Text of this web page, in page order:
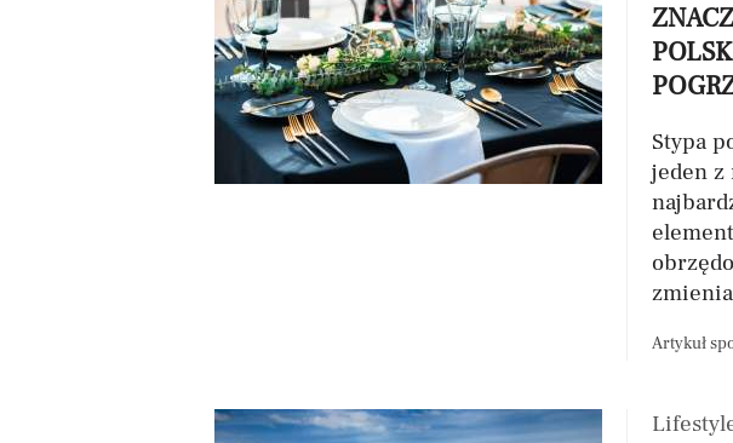
Stypa
jeden z
Artykuł